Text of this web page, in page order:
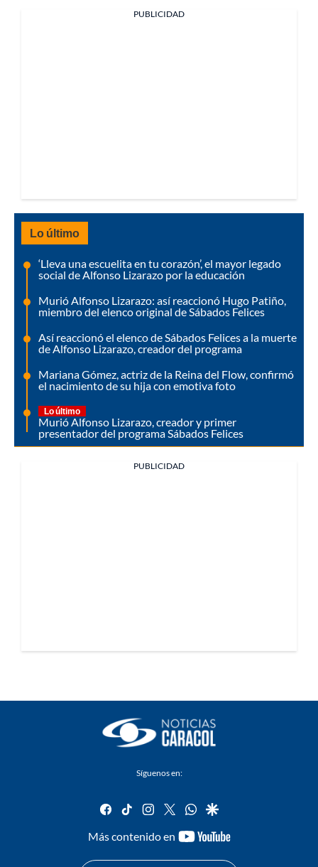
PUBLICIDAD
Lo último
‘Lleva una escuelita en tu corazón’, el mayor legado
social de Alfonso Lizarazo por la educación
Murió Alfonso Lizarazo: así reaccionó Hugo Patiño,
miembro del elenco original de Sábados Felices
Así reaccionó el elenco de Sábados Felices a la muerte
de Alfonso Lizarazo, creador del programa
Mariana Gómez, actriz de la Reina del Flow, confirmó
el nacimiento de su hija con emotiva foto
Lo último
Murió Alfonso Lizarazo, creador y primer
presentador del programa Sábados Felices
PUBLICIDAD
Síguenos en:
facebook
tiktok instagram
twitterwhatsapp
google
Más contenido en
youtube-